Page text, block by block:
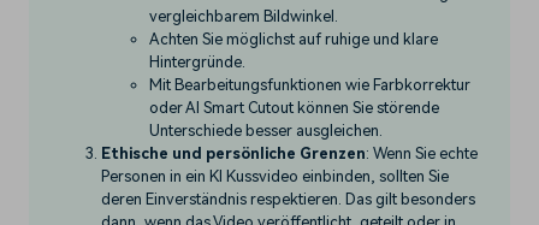
vergleichbarem Bildwinkel.
Achten Sie möglichst auf ruhige und klare
Hintergründe.
Mit Bearbeitungsfunktionen wie Farbkorrektur
oderAI Smart Cutout können Sie störende
Unterschiede besser ausgleichen.
Ethische und persönliche Grenzen: Wenn Sie echte
Personen in ein KI Kussvideo einbinden, sollten Sie
deren Einverständnis respektieren. Das gilt besonders